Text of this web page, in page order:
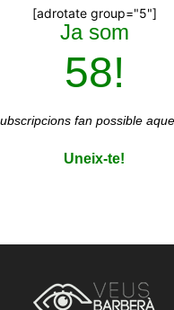
[adrotate group="5"]
Ja som
58!
fan possible
Uneix-te!